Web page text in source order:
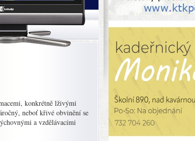
konkrétně lživými
neboť křivé obvinění se
a vzdělávacími